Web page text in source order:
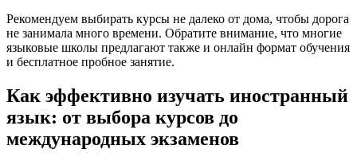
Рекомендуем выбирать курсы не далеко от дома, чтобы дорога
не занимала много времени. Обратите внимание, что многие
языковые школы предлагают также и онлайн формат обучения
и бесплатное пробное занятие.
Как эффективно изучать иностранный
язык: от выбора курсов до
международных экзаменов